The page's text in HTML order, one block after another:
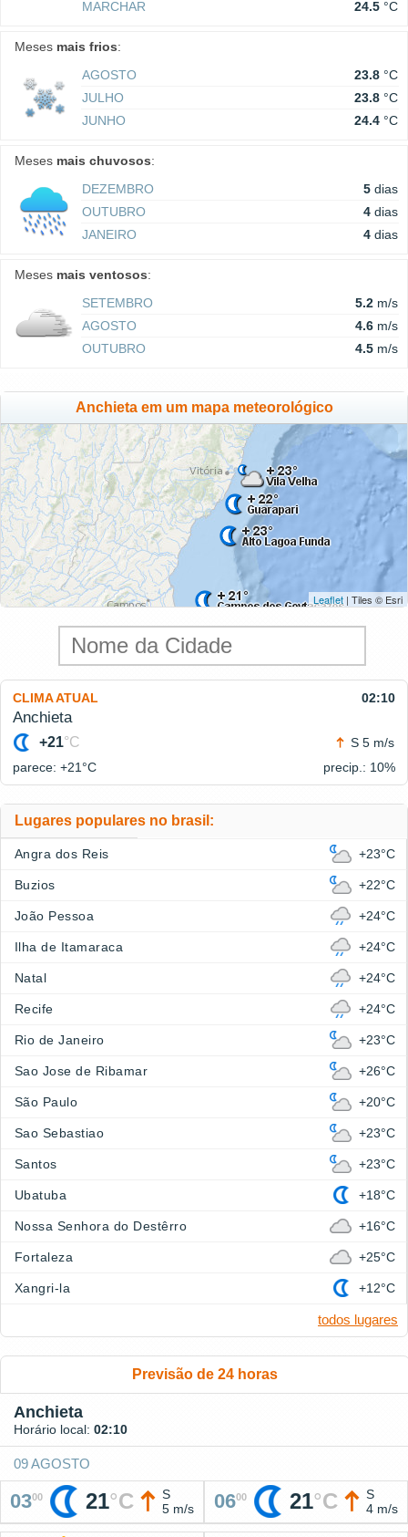
MARCHAR
24.5 °C
Meses mais frios:
AGOSTO
23.8 °C
JULHO
23.8 °C
JUNHO
24.4 °C
Meses mais chuvosos:
DEZEMBRO
5 dias
OUTUBRO
4 dias
JANEIRO
4 dias
Meses mais ventosos:
SETEMBRO
5.2 m/s
AGOSTO
4.6 m/s
OUTUBRO
4.5 m/s
Anchieta em um mapa meteorológico
Leaflet | Tiles © Esri
CLIMA ATUAL 02:10
Anchieta
+21°C
S 5 m/s
parece: +21°C precip.: 10%
Lugares populares no brasil:
Angra dos Reis +23°C
Buzios +22°C
João Pessoa +24°C
Ilha de Itamaraca +24°C
Natal +24°C
Recife +24°C
Rio de Janeiro +23°C
Sao Jose de Ribamar +26°C
São Paulo +20°C
Sao Sebastiao +23°C
Santos +23°C
Ubatuba +18°C
Nossa Senhora do Destêrro +16°C
Fortaleza +25°C
Xangri-la +12°C
todos lugares
Previsão de 24 horas
Anchieta
Horário local: 02:10
09 AGOSTO
0300 21°C
S
5 m/s
0600 21°C
S
4 m/s